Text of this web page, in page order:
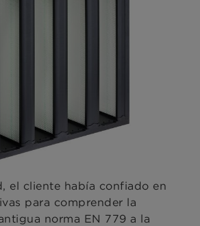
el cliente había confiado en
para comprender la
norma EN 779 a la